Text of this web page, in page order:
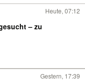
Heute, 07:12
– zu
Gestern, 17:39